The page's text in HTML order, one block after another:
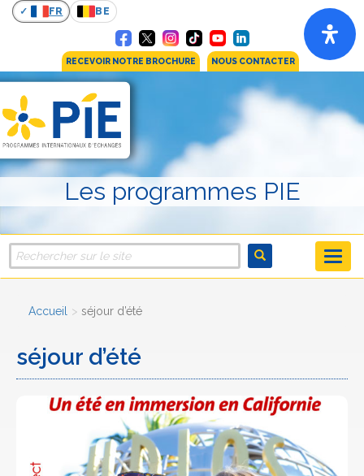
FR BE
RECEVOIR NOTRE BROCHURE NOUS CONTACTER
Les programmes PIE
Accueil séjour d’été
séjour d’été